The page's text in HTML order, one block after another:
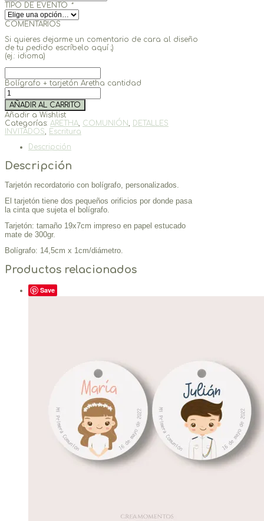
TIPO DE EVENTO *
COMENTARIOS
Si quieres dejarme un comentario de cara al diseño
de tu pedido escríbelo aquí ;)
(ej.: idioma)
Bolígrafo + tarjetón Aretha cantidad
AÑADIR AL CARRITO
Añadir a Wishlist
Categorías: ARETHA, COMUNIÓN, DETALLES
INVITADOS, Escritura
Descripción
Descripción
Tarjetón recordatorio con bolígrafo, personalizados.
El tarjetón tiene dos pequeños orificios por donde pasa
la cinta que sujeta el bolígrafo.
Tarjetón: tamaño 19x7cm impreso en papel estucado
mate de 300gr.
Bolígrafo: 14,5cm x 1cm/diámetro.
Productos relacionados
Save